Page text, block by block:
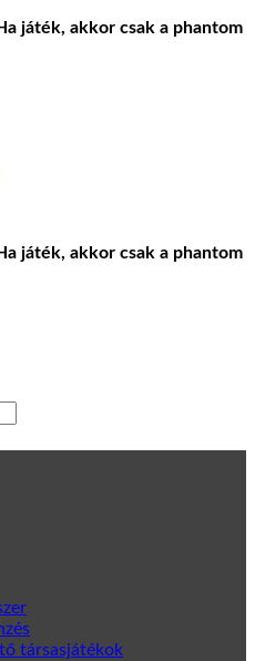
játék, akkor csak a phantom
játék, akkor csak a phantom
társasjátékok